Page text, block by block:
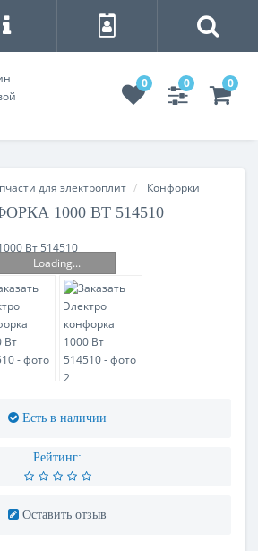
0 0 0
для электроплит Конфорки
1000 ВТ 514510
Loading...
Есть в наличии
Рейтинг:
Оставить отзыв